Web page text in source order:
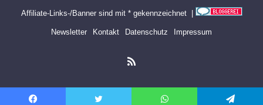
Affiliate-Links-/Banner sind mit * gekennzeichnet |
Newsletter Kontakt Datenschutz Impressum